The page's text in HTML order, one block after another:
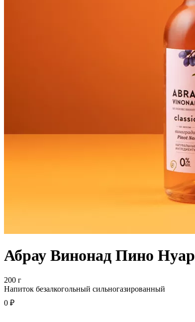
Абрау Винонад Пино Нуар
200 г
Напиток безалкогольный сильногазированный
0 ₽